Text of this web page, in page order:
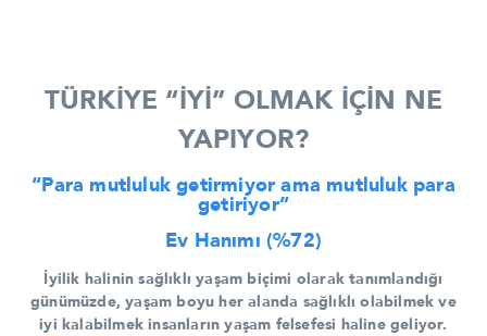
TÜRKİYE “İYİ” OLMAK İÇİN NE
YAPIYOR?
“Para mutluluk getirmiyor ama mutluluk para
getiriyor”
Ev Hanımı (%72)
İyilik halinin sağlıklı yaşam biçimi olarak tanımlandığı
günümüzde, yaşam boyu her alanda sağlıklı olabilmek ve
iyi kalabilmek insanların yaşam felsefesi haline geliyor.